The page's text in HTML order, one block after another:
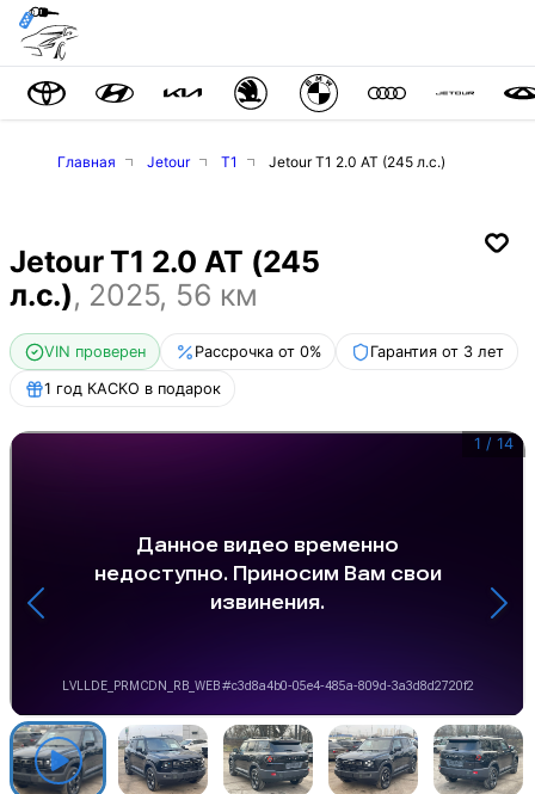
Главная Jetour T1 Jetour T1 2.0 AT (245 л.с.)
Jetour T1 2.0 AT (245
л.с.), 2025, 56 км
VIN проверен Рассрочка от 0% Гарантия от 3 лет
1 год КАСКО в подарок
1 / 14